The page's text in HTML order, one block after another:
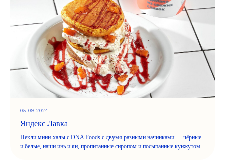
05.09.2024
Яндекс Лавка
Пекли мини-халы с DNA Foods с двумя разными начинками — чёрные
и белые, наши инь и ян, пропитанные сиропом и посыпанные кунжутом.